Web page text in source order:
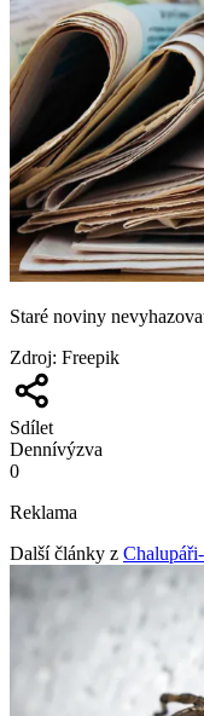
Staré noviny
Zdroj: Freepik
Sdílet
Dennívýzva
0
Reklama
Další články z